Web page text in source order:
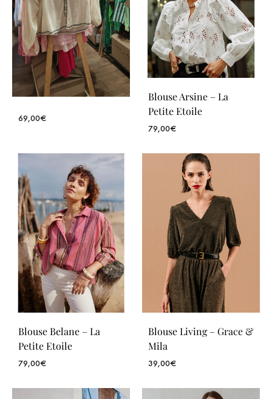
69,00€
Blouse Arsine – La
Petite Etoile
79,00€
Blouse Belane – La
Petite Etoile
79,00€
Blouse Living – Grace &
Mila
39,00€